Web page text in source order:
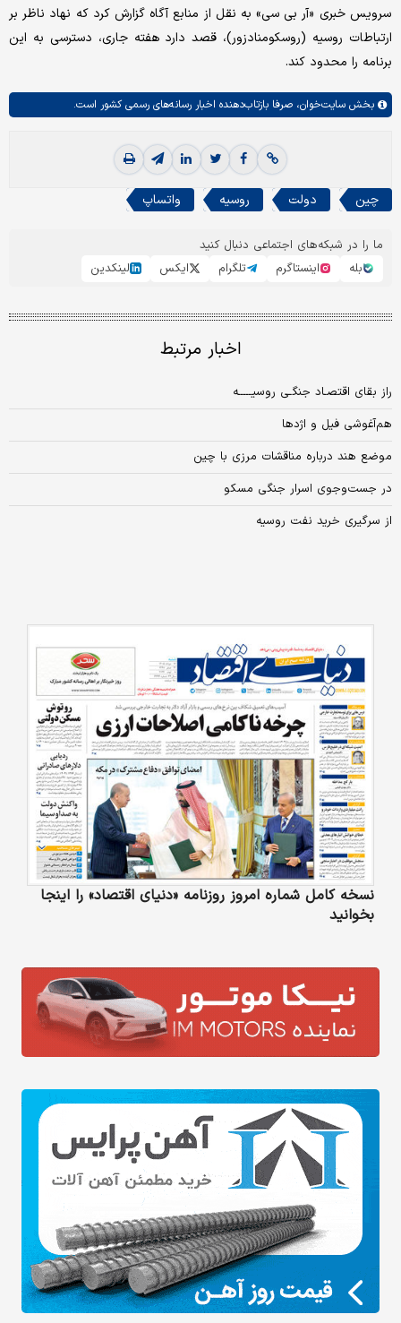
​ سرویس خبری «آر بی سی» به نقل از منابع آگاه گزارش کرد که نهاد ناظر بر
ارتباطات روسیه (روسکومنادزور)، قصد دارد هفته جاری، دسترسی به این
برنامه را محدود کند.
بخش سایت‌خوان، صرفا بازتاب‌دهنده اخبار رسانه‌های رسمی کشور است.
چین دولت روسیه واتساپ
ما را در شبکه‌های اجتماعی دنبال کنید
بله
اینستاگرم تلگرام ایکس لینکدین
اخبار مرتبط
راز بقای اقتصـاد جنگـی روسیـــــه
هم‌آغوشی فیل و اژدها
موضع هند درباره مناقشات مرزی با چین
در جست‌وجوی اسرار جنگی مسکو
از سرگیری خرید نفت روسیه
نسخه کامل شماره امروز روزنامه «دنیای‌ اقتصاد» را اینجا
بخوانید